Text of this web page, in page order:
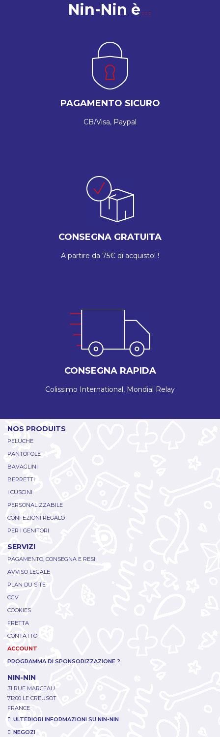
Nin-Nin è
PAGAMENTO SICURO
CB/Visa, Paypal
CONSEGNA GRATUITA
A partire da 75€ di acquisto! !
CONSEGNA RAPIDA
Colissimo International, Mondial Relay
NOS PRODUITS
PELUCHE
PANTOFOLE
BAVAGLINI
BERRETTI
I CUSCINI
PERSONALIZZABILE
CONFEZIONI REGALO
PER I GENITORI
SERVIZI
PAGAMENTO, CONSEGNA E RESI
AVVISO LEGALE
PLAN DU SITE
CGV
COOKIES
FRETTA
CONTATTO
ACCOUNT
PROGRAMMA DI SPONSORIZZAZIONE ?
NIN-NIN
31 RUE MARCEAU
71200 LE CREUSOT
FRANCE
ULTERIORI INFORMAZIONI SU NIN-NIN
NEGOZI